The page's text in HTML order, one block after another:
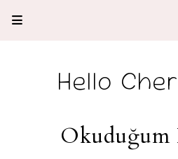
Hello